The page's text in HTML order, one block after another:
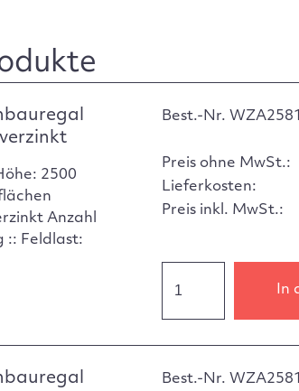
2500
Anzahl
:: Feldlast:
Best.-Nr.
Preis ohne MwSt.:
Lieferkosten:
Preis inkl. MwSt.:
In
Best.-Nr.